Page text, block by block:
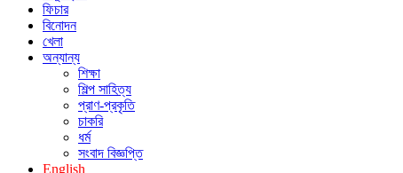
ফিচার
বিনোদন
খেলা
অন্যান্য
শিক্ষা
শিল্প সাহিত্য
প্রাণ-প্রকৃতি
চাকরি
ধর্ম
সংবাদ বিজ্ঞপ্তি
English